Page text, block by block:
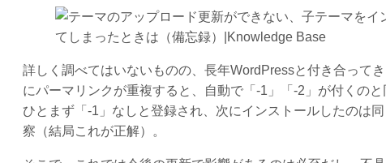
詳しく調べてはいないものの、長年WordPressと付き合って
にパーマリンクが重複すると、自動で「-1」「-2」が付くの
ひとまず「-1」なしと登録され、次にインストールしたのは
察（結局これが正解）。